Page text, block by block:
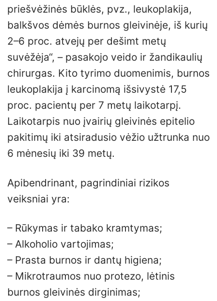
priešvėžinės būklės, pvz., leukoplakija,
balkšvos dėmės burnos gleivinėje, iš kurių
2–6 proc. atvejų per dešimt metų
suvėžėja“, – pasakojo veido ir žandikaulių
chirurgas. Kito tyrimo duomenimis, burnos
leukoplakija į karcinomą išsivystė 17,5
proc. pacientų per 7 metų laikotarpį.
Laikotarpis nuo įvairių gleivinės epitelio
pakitimų iki atsiradusio vėžio užtrunka nuo
6 mėnesių iki 39 metų.
Apibendrinant, pagrindiniai rizikos
veiksniai yra:
– Rūkymas ir tabako kramtymas;
– Alkoholio vartojimas;
– Prasta burnos ir dantų higiena;
– Mikrotraumos nuo protezo, lėtinis
burnos gleivinės dirginimas;